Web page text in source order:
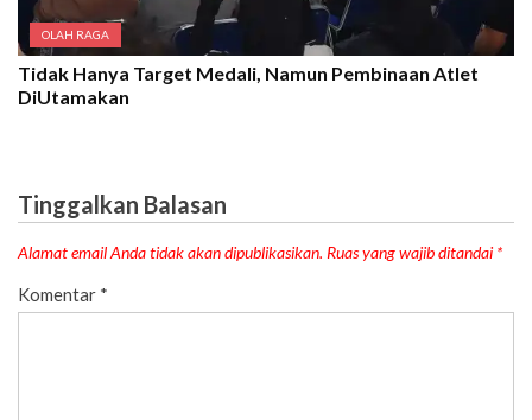
OLAH RAGA
Tidak Hanya Target Medali, Namun Pembinaan Atlet
DiUtamakan
Tinggalkan Balasan
Alamat email Anda tidak akan dipublikasikan. Ruas yang wajib ditandai *
Komentar *